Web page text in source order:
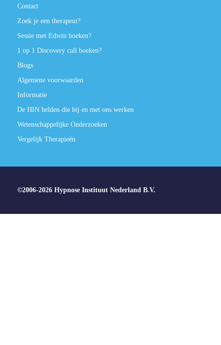
Contact
Zoek je een therapeut?
Sessie met Edwin boeken?
1 op 1 Discovery call boeken?
Blogs
Algemene voorwaarden
Informatie
De HIN helden die bij en met ons werken
Wetenschappelijke Onderzoeken
Vergelijk Therapieën
©2006-2026 Hypnose Instituut Nederland B.V.